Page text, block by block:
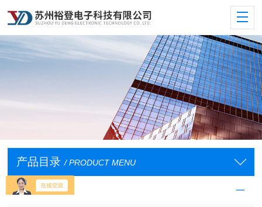
产品目录 / PRODUCT MENU
电子负载